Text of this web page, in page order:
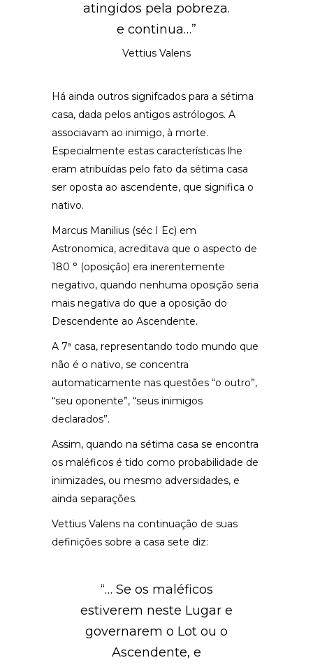
atingidos pela pobreza.
e continua…”
Vettius Valens
Há ainda outros signifcados para a sétima
casa, dada pelos antigos astrólogos. A
associavam ao inimigo, à morte.
Especialmente estas características lhe
eram atribuídas pelo fato da sétima casa
ser oposta ao ascendente, que significa o
nativo.
Marcus Manilius (séc I Ec) em
Astronomica, acreditava que o aspecto de
180 ° (oposição) era inerentemente
negativo, quando nenhuma oposição seria
mais negativa do que a oposição do
Descendente ao Ascendente.
A 7ª casa, representando todo mundo que
não é o nativo, se concentra
automaticamente nas questões “o outro”,
“seu oponente”, “seus inimigos
declarados”.
Assim, quando na sétima casa se encontra
os maléficos é tido como probabilidade de
inimizades, ou mesmo adversidades, e
ainda separações.
Vettius Valens na continuação de suas
definições sobre a casa sete diz:
“… Se os maléficos
estiverem neste Lugar e
governarem o Lot ou o
Ascendente, e